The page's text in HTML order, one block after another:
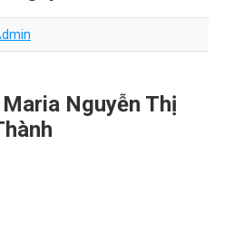
Maria Nguyễn Thị